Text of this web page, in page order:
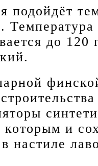
подойдёт
Температура
до 120
которым и
настиле